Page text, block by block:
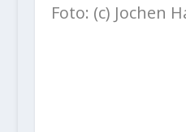
Foto: (c) Jochen